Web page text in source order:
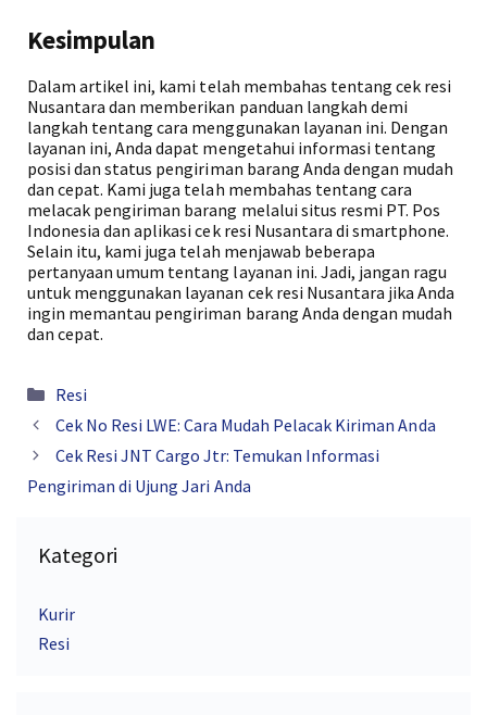
Kesimpulan
Dalam artikel ini, kami telah membahas tentang cek resi
Nusantara dan memberikan panduan langkah demi
langkah tentang cara menggunakan layanan ini. Dengan
layanan ini, Anda dapat mengetahui informasi tentang
posisi dan status pengiriman barang Anda dengan mudah
dan cepat. Kami juga telah membahas tentang cara
melacak pengiriman barang melalui situs resmi PT. Pos
Indonesia dan aplikasi cek resi Nusantara di smartphone.
Selain itu, kami juga telah menjawab beberapa
pertanyaan umum tentang layanan ini. Jadi, jangan ragu
untuk menggunakan layanan cek resi Nusantara jika Anda
ingin memantau pengiriman barang Anda dengan mudah
dan cepat.
Kategori
Resi
Cek No Resi LWE: Cara Mudah Pelacak Kiriman Anda
Cek Resi JNT Cargo Jtr: Temukan Informasi
Pengiriman di Ujung Jari Anda
Kategori
Kurir
Resi